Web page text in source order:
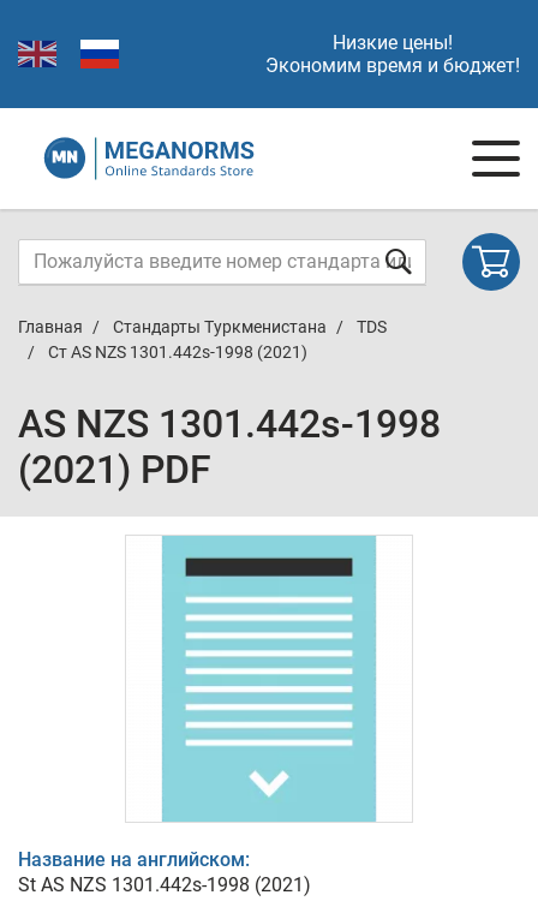
Низкие цены!
Экономим время и бюджет!
Главная Стандарты Туркменистана
TDS
Ст AS NZS 1301.442s-1998 (2021)
AS NZS 1301.442s-1998
(2021) PDF
Название на английском:
St AS NZS 1301.442s-1998 (2021)